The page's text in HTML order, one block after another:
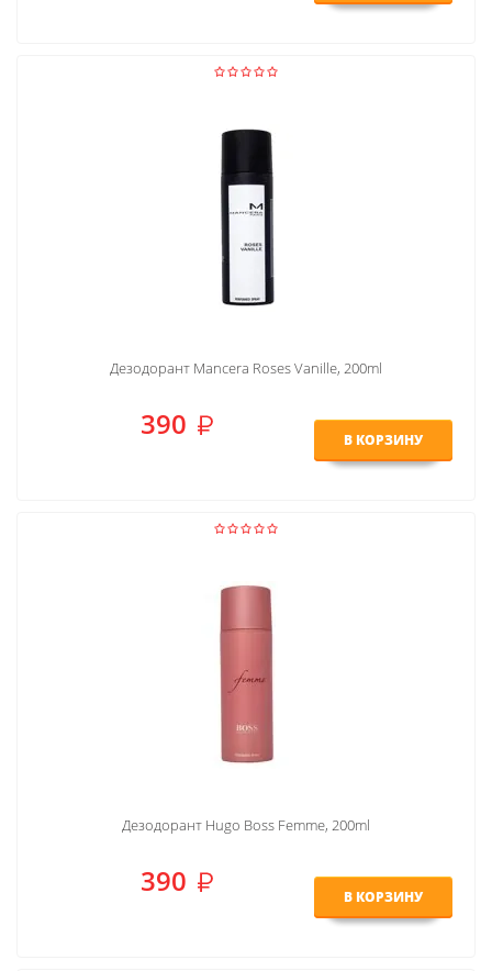
Дезодорант Mancera Roses Vanille, 200ml
390 В КОРЗИНУ
Дезодорант Hugo Boss Femme, 200ml
390 В КОРЗИНУ